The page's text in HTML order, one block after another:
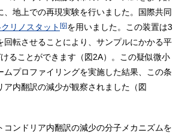
、地上での再現実験を行いました。国際共同
リノスタット [6]を用いました。この装置は3
回転させることにより、サンプルにかかる平
ることができます（図2A）。この疑似微小
ムプロファイリングを実施した結果、この条
ア内翻訳の減少が観察されました（図
コンドリア内翻訳の減少の分子メカニズムを